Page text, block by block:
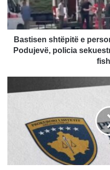
plagosen
dje
në
Podujevë,
policia
fishekë
Bastisen shtëpitë e
Podujevë, policia
ndaj
komunalë
Suharekës:
nuk